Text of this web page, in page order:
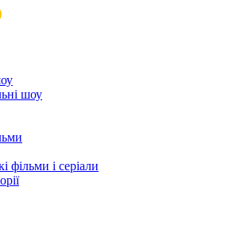
шоу
фільми і серіали